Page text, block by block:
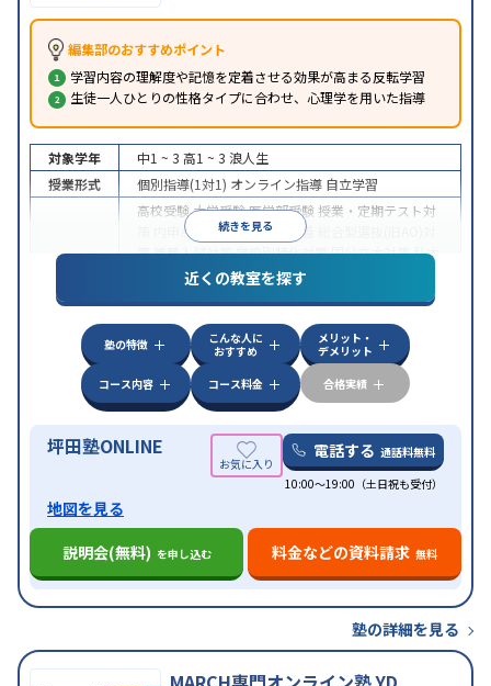
編集部のおすすめポイント
学習内容の理解度や記憶を定着させる効果が高まる反転学習
生徒一人ひとりの性格タイプに合わせ、心理学を用いた指導
続きを見る
対象学年 中1 ~ 3 高1 ~ 3 浪人生
授業形式
個別指導(1対1) オンライン指導 自立学習
高校受験大学受験医学部受験 授業・定期テスト対
内申点対策学習習慣の定着
策推薦入試対策学校別特化対策国公立大対策私大
共通テスト対策英検(英語検定)対策
その
特徴
中高一貫校生に対応授業の振替可能 不登校生に対
学習にPC・タブレットを利用オンライン対応
科目から受講可能季節講習のみの受講可発達障害
の子どもに対応
近くの教室を探す
塾の特徴
こんな人に
おすすめ
メリット・
デメリット
コース内容
コース料金 合格実績
坪田塾ONLINE 電話する 通話料無料
10:00～19:00（土日祝も受付）
地図を見る
説明会(無料) を申し込む 料金などの資料請求 無料
塾の詳細を見る